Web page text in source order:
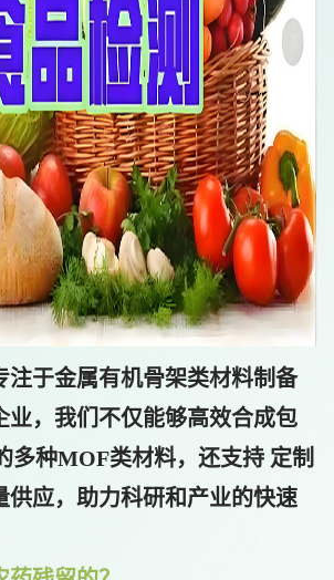
注于金属有机骨架类材料制备
业，我们不仅能够高效合成包
多种MOF类材料，还支持 定制
供应，助力科研和产业的快速